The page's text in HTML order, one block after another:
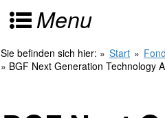
Menu
Sie befinden sich hier: » Start »
» BGF Next Generation Technology